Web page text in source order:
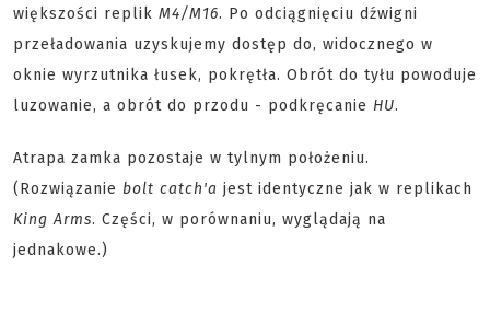
większości replik M4/M16. Po odciągnięciu dźwigni
przeładowania uzyskujemy dostęp do, widocznego w
oknie wyrzutnika łusek, pokrętła. Obrót do tyłu powoduje
luzowanie, a obrót do przodu - podkręcanie HU.
Atrapa zamka pozostaje w tylnym położeniu.
(Rozwiązanie bolt catch'a jest identyczne jak w replikach
King Arms. Części, w porównaniu, wyglądają na
jednakowe.)